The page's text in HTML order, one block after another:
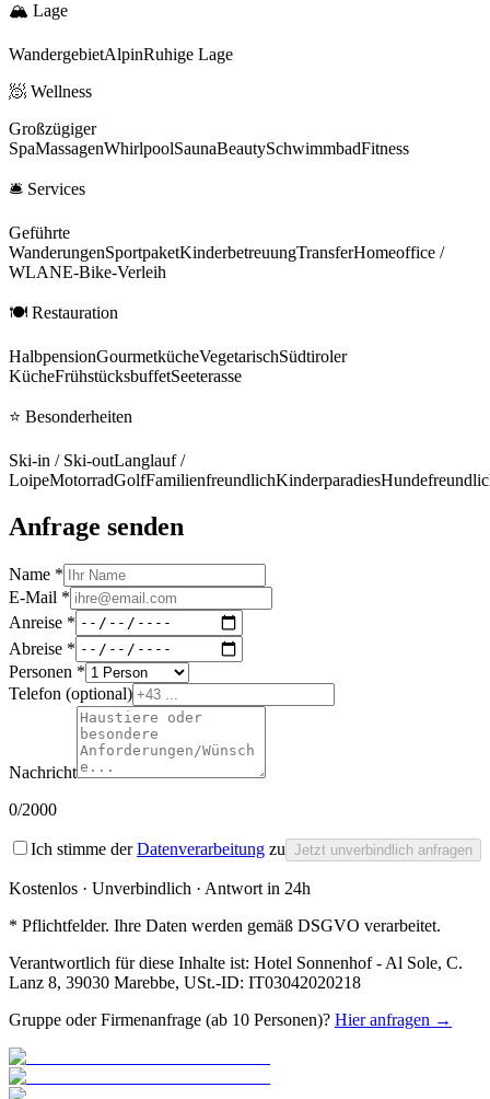
🏔 Lage
WandergebietAlpinRuhige Lage
🧖 Wellness
Großzügiger
SpaMassagenWhirlpoolSaunaBeautySchwimmbadFitness
🛎 Services
Geführte
WanderungenSportpaketKinderbetreuungTransferHomeoffice /
WLANE-Bike-Verleih
🍽 Restauration
HalbpensionGourmetkücheVegetarischSüdtiroler
KücheFrühstücksbuffetSeeterasse
⭐ Besonderheiten
Ski-in / Ski-outLanglauf /
LoipeMotorradGolfFamilienfreundlichKinderparadies
Anfrage senden
Name *
E-Mail *
Anreise *
Abreise *
Personen *
Telefon (optional)
Nachricht
0/2000
Ich stimme der Datenverarbeitung zu Jetzt unverbindlich anfragen
Kostenlos · Unverbindlich · Antwort in 24h
* Pflichtfelder. Ihre Daten werden gemäß DSGVO verarbeitet.
Verantwortlich für diese Inhalte ist: Hotel Sonnenhof - Al Sole, C.
Lanz 8, 39030 Marebbe, USt.-ID: IT03042020218
Gruppe oder Firmenanfrage (ab 10 Personen)? Hier anfragen →